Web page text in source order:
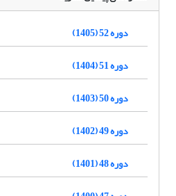
دوره 52 (1405)
دوره 51 (1404)
دوره 50 (1403)
دوره 49 (1402)
دوره 48 (1401)